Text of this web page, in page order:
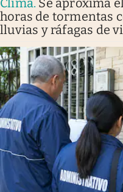
horas de tormentas
lluvias y ráfagas de